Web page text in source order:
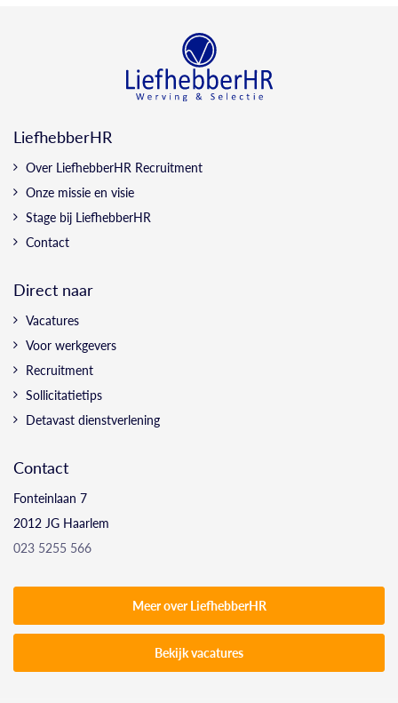
LiefhebberHR
Over LiefhebberHR Recruitment
Onze missie en visie
Stage bij LiefhebberHR
Contact
Direct naar
Vacatures
Voor werkgevers
Recruitment
Sollicitatietips
Detavast dienstverlening
Contact
Fonteinlaan 7
2012 JG Haarlem
023 5255 566
Meer over LiefhebberHR
Bekijk vacatures